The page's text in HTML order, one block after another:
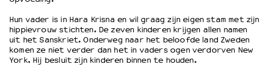
OVER LANTARENVENSTER
Wat we doen
Werken bij
Wie is wie
Hun vader is in Hara Krisna en wil graag zijn eigen stam met zijn
hippievrouw stichten. De zeven kinderen krijgen allen namen
uit het Sanskriet. Onderweg naar het beloofde land Zweden
komen ze niet verder dan het in vaders ogen verdorven New
York. Hij besluit zijn kinderen binnen te houden.